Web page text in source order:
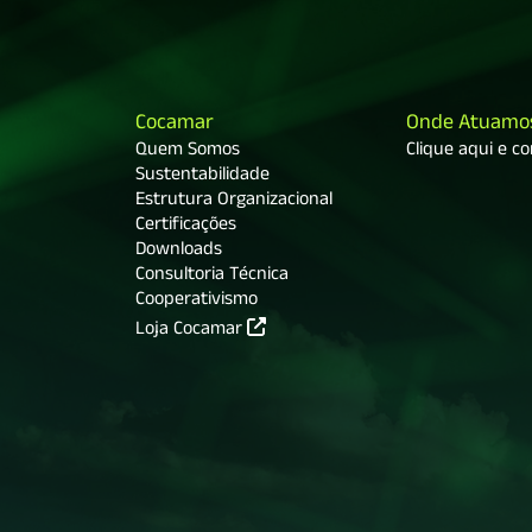
Cocamar
Quem Somos
Sustentabilidade
Estrutura Organizacional
Certificações
Downloads
Consultoria Técnica
Cooperativismo
Loja Cocamar
Onde
Clique aqui e